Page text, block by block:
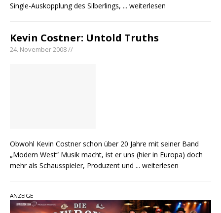
Single-Auskopplung des Silberlings, ... weiterlesen
Kevin Costner: Untold Truths
24. November 2008 //
Obwohl Kevin Costner schon über 20 Jahre mit seiner Band
„Modern West“ Musik macht, ist er uns (hier in Europa) doch
mehr als Schausspieler, Produzent und ... weiterlesen
ANZEIGE